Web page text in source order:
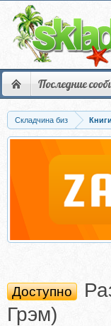
Последние
Складчина биз Книги
Доступно
Грэм)